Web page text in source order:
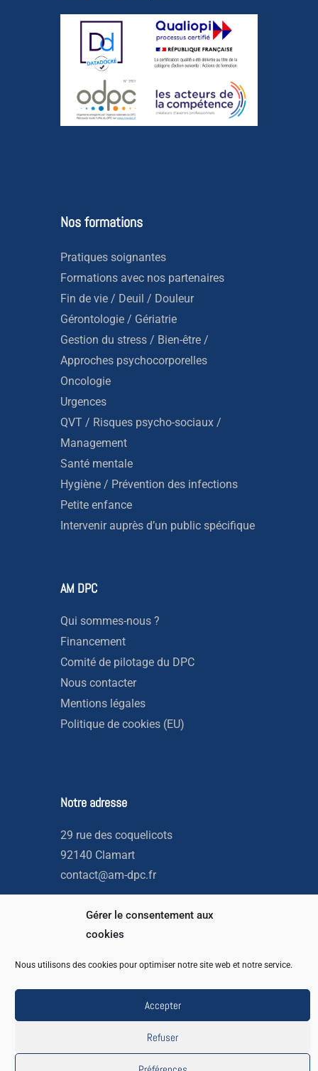
Gérer le consentement aux
cookies
Nous utilisons des cookies pour optimiser notre site web et notre service.
Accepter
Refuser
Nos formations
Pratiques soignantes
Formations avec nos partenaires
Fin de vie / Deuil / Douleur
Gérontologie / Gériatrie
Gestion du stress / Bien-être /
Approches psychocorporelles
Oncologie
Urgences
QVT / Risques psycho-sociaux /
Management
Santé mentale
Hygiène / Prévention des infections
Petite enfance
Intervenir auprès d’un public spécifique
AM DPC
Qui sommes-nous ?
Financement
Comité de pilotage du DPC
Nous contacter
Mentions légales
Politique de cookies (EU)
Notre adresse
29 rue des coquelicots
92140 Clamart
contact@am-dpc.fr
Powered byCom2mains